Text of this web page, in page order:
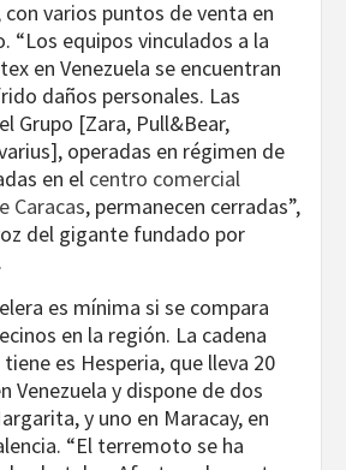
con varios puntos de venta en
“Los equipos vinculados a la
en Venezuela se encuentran
daños personales. Las
Grupo [Zara, Pull&Bear,
operadas en régimen de
en el centro comercial
Caracas, permanecen cerradas”,
del gigante fundado por
es mínima si se compara
en la región. La cadena
es Hesperia, que lleva 20
Venezuela y dispone de dos
y uno en Maracay, en
“El terremoto se ha